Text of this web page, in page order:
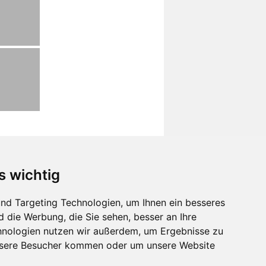
wichtig
Targeting Technologien, um Ihnen ein besseres
Werbung, die Sie sehen, besser an Ihre
nutzen wir außerdem, um Ergebnisse zu
Besucher kommen oder um unsere Website